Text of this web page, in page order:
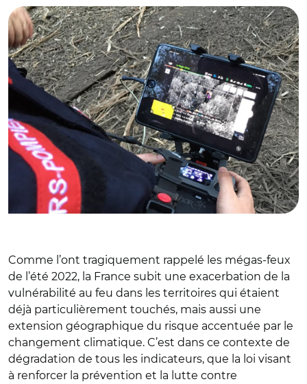
Comme l’ont tragiquement rappelé les mégas-feux
de l’été 2022, la France subit une exacerbation de la
vulnérabilité au feu dans les territoires qui étaient
déjà particulièrement touchés, mais aussi une
extension géographique du risque accentuée par le
changement climatique. C’est dans ce contexte de
dégradation de tous les indicateurs, que la loi visant
à renforcer la prévention et la lutte contre